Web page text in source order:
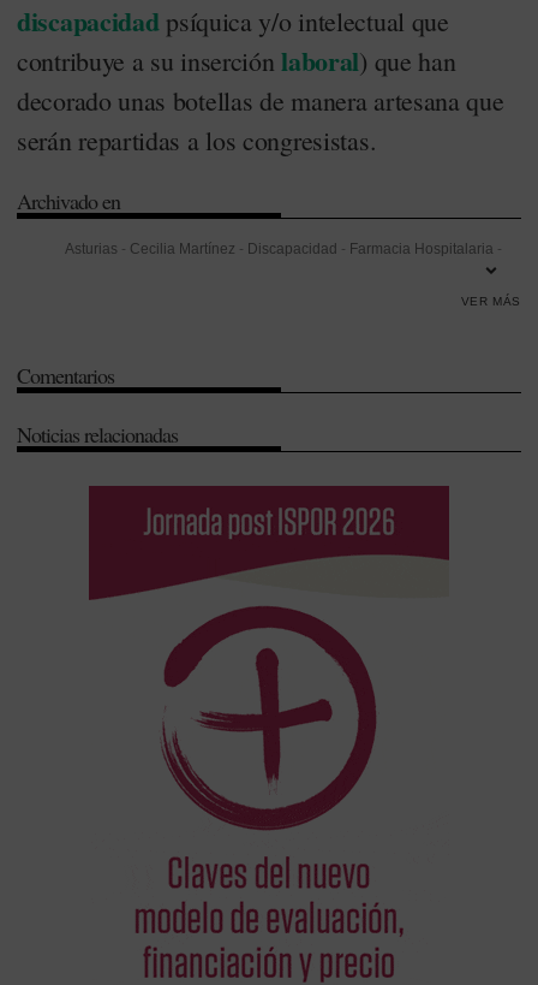
discapacidadpsíquica y/o intelectual que
contribuye a su inserciónlaboral) que han
decorado unas botellas de manera artesana que
serán repartidas a los congresistas.
Archivado en
Asturias - Cecilia Martínez - Discapacidad - Farmacia Hospitalaria -
VER MÁS
Comentarios
Noticias relacionadas